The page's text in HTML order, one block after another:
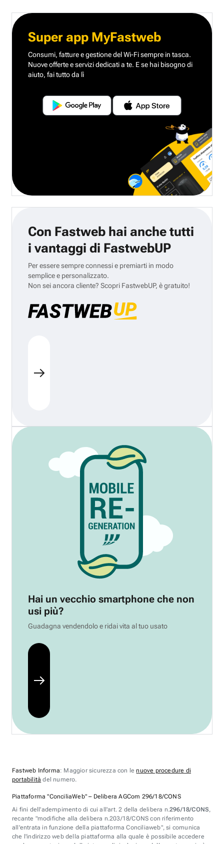
Super app MyFastweb
Consumi, fatture e gestione del Wi-Fi sempre in tasca.
Nuove offerte e servizi dedicati a te. E se hai bisogno di
aiuto, fai tutto da lì
Con Fastweb hai anche tutti
i vantaggi di FastwebUP
Per essere sempre connessi e premiarti in modo
semplice e personalizzato.
Non sei ancora cliente? Scopri FastwebUP, è gratuito!
Hai un vecchio smartphone che non
usi più?
Guadagna vendendolo e ridai vita al tuo usato
Fastweb Informa: Maggior sicurezza con lenuove procedure di
portabilità del numero.
Piattaforma "ConciliaWeb" – Delibera AGCom 296/18/CONS
Ai fini dell'adempimento di cui all'art. 2 della delibera n.296/18/CONS,
recante "modifiche alla delibera n.203/18/CONS con riferimento
all'entrata in funzione della piattaforma Conciliaweb", si comunica
che l'indirizzo web della piattaforma alla quale è possibile accedere